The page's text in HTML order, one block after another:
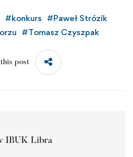
#konkurs #Paweł Strózik
#Tomasz Czyszpak
post
IBUK Libra